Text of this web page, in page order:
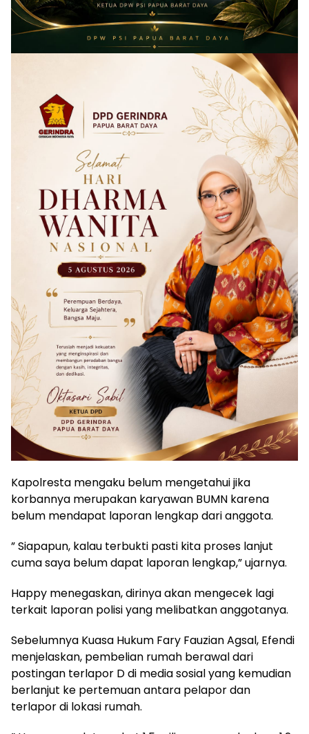
Kapolresta mengaku belum mengetahui jika
korbannya merupakan karyawan BUMN karena
belum mendapat laporan lengkap dari anggota.
” Siapapun, kalau terbukti pasti kita proses lanjut
cuma saya belum dapat laporan lengkap,” ujarnya.
Happy menegaskan, dirinya akan mengecek lagi
terkait laporan polisi yang melibatkan anggotanya.
Sebelumnya Kuasa Hukum Fary Fauzian Agsal, Efendi
menjelaskan, pembelian rumah berawal dari
postingan terlapor D di media sosial yang kemudian
berlanjut ke pertemuan antara pelapor dan
terlapor di lokasi rumah.